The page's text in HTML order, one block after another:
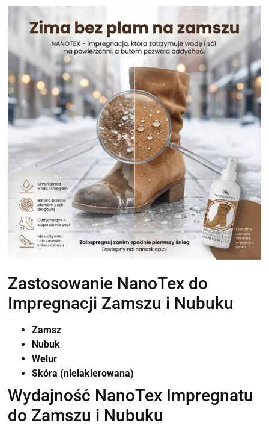
Zastosowanie NanoTex do
Impregnacji Zamszu i Nubuku
Zamsz
Nubuk
Welur
Skóra (nielakierowana)
Wydajność NanoTex Impregnatu
do Zamszu i Nubuku